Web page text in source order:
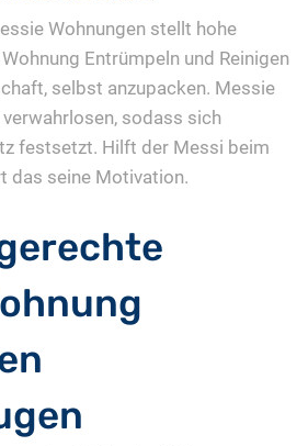
Wohnungen stellt hohe
Entrümpeln und Reinigen
selbst anzupacken. Messie
verwahrlosen, sodass sich
festsetzt. Hilft der Messi beim
das seine Motivation.